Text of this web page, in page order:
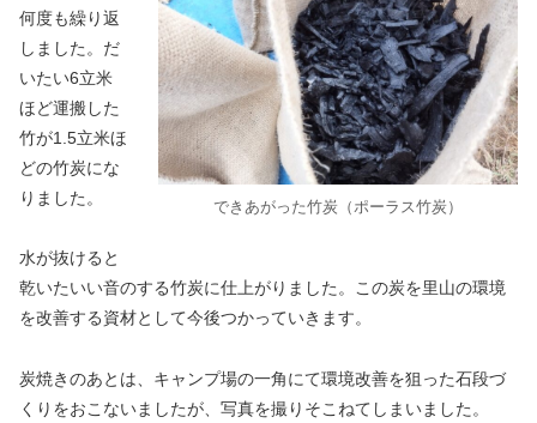
できあがった竹炭（ポーラス竹炭）
何度も繰り返
しました。だ
いたい6立米
ほど運搬した
竹が1.5立米ほ
どの竹炭にな
りました。
水が抜けると
乾いたいい音のする竹炭に仕上がりました。この炭を里山の環境
を改善する資材として今後つかっていきます。
炭焼きのあとは、キャンプ場の一角にて環境改善を狙った石段づ
くりをおこないましたが、写真を撮りそこねてしまいました。